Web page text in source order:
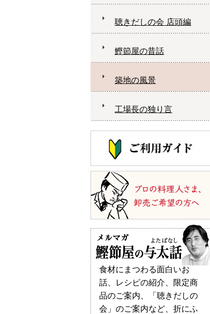
聴きだしの会 店頭編
鰹節屋の昔話
築地の風景
工場長の独り言
食材にまつわる面白いお
話、レシピの紹介、限定商
品のご案内、「聴きだしの
会」のご案内など、折にふ